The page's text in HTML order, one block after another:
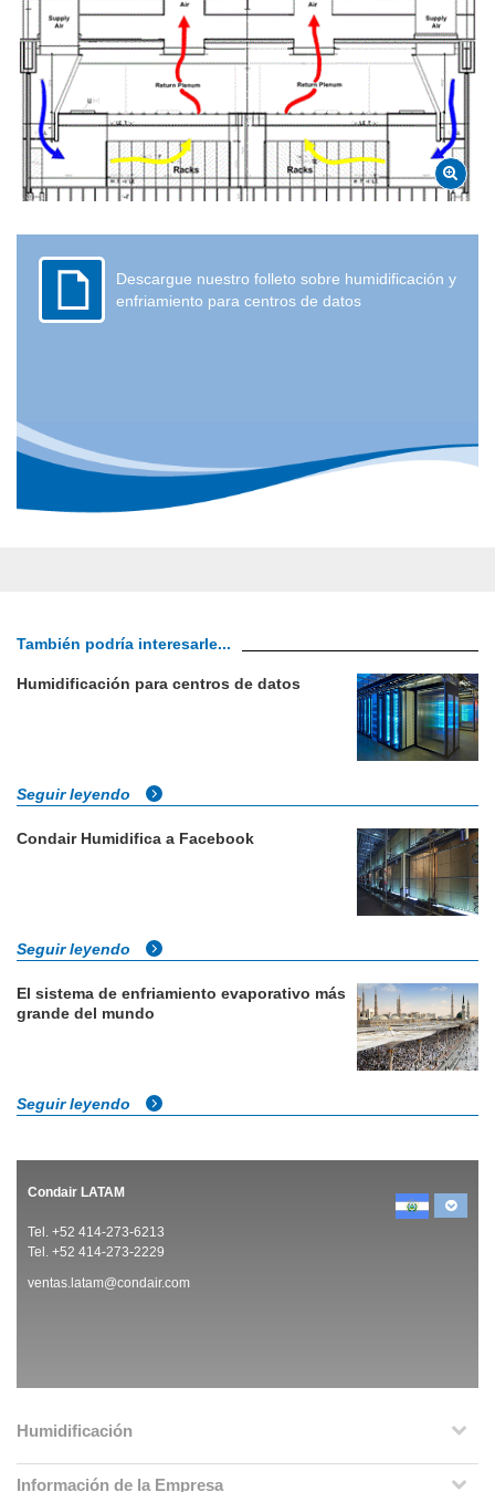
Descargue nuestro folleto sobre humidificación y
enfriamiento para centros de datos
También podría interesarle...
Humidificación para centros de datos
Seguir leyendo
Condair Humidifica a Facebook
Seguir leyendo
El sistema de enfriamiento evaporativo más
grande del mundo
Seguir leyendo
Condair LATAM
Tel. +52 414-273-6213
Tel. +52 414-273-2229
ventas.latam@condair.com
Humidificación
Información de la Empresa